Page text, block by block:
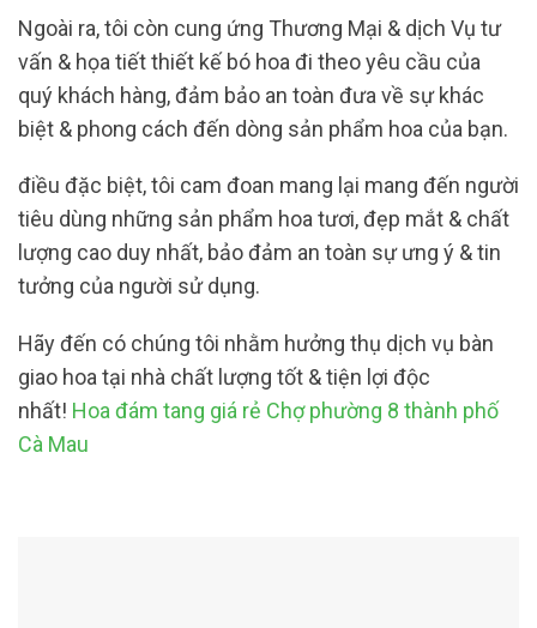
Ngoài ra, tôi còn cung ứng Thương Mại & dịch Vụ tư
vấn & họa tiết thiết kế bó hoa đi theo yêu cầu của
quý khách hàng, đảm bảo an toàn đưa về sự khác
biệt & phong cách đến dòng sản phẩm hoa của bạn.
điều đặc biệt, tôi cam đoan mang lại mang đến người
tiêu dùng những sản phẩm hoa tươi, đẹp mắt & chất
lượng cao duy nhất, bảo đảm an toàn sự ưng ý & tin
tưởng của người sử dụng.
Hãy đến có chúng tôi nhằm hưởng thụ dịch vụ bàn
giao hoa tại nhà chất lượng tốt & tiện lợi độc
nhất! Hoa đám tang giá rẻ Chợ phường 8 thành phố
Cà Mau